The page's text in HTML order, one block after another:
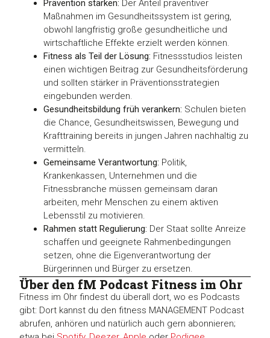
Prävention stärken: Der Anteil präventiver
Maßnahmen im Gesundheitssystem ist gering,
obwohl langfristig große gesundheitliche und
wirtschaftliche Effekte erzielt werden können.
Fitness als Teil der Lösung: Fitnessstudios leisten
einen wichtigen Beitrag zur Gesundheitsförderung
und sollten stärker in Präventionsstrategien
eingebunden werden.
Gesundheitsbildung früh verankern: Schulen bieten
die Chance, Gesundheitswissen, Bewegung und
Krafttraining bereits in jungen Jahren nachhaltig zu
vermitteln.
Gemeinsame Verantwortung: Politik,
Krankenkassen, Unternehmen und die
Fitnessbranche müssen gemeinsam daran
arbeiten, mehr Menschen zu einem aktiven
Lebensstil zu motivieren.
Rahmen statt Regulierung: Der Staat sollte Anreize
schaffen und geeignete Rahmenbedingungen
setzen, ohne die Eigenverantwortung der
Bürgerinnen und Bürger zu ersetzen.
Über den fM Podcast Fitness im Ohr
Fitness im Ohr findest du überall dort, wo es Podcasts
gibt: Dort kannst du den fitness MANAGEMENT Podcast
abrufen, anhören und natürlich auch gern abonnieren;